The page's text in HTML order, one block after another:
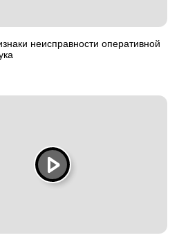
неисправности оперативной